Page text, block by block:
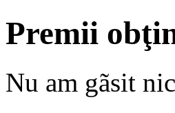
Premii
Nu am gãsit